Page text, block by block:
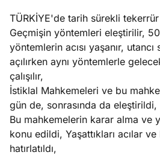
6, 2026
yasalar
Ağustos
5, 2026
stok
caiz
Köşe
TÜRKİYE'de tarih sürekli
Geçmişin yöntemleri eleştirilir,
yöntemlerin acısı yaşanır,
açılırken aynı yöntemlerle
çalışılır,
İstiklal Mahkemeleri ve bu
gün de, sonrasında da eleştirildi,
Bu mahkemelerin karar alma ve
konu edildi, Yaşattıkları acılar
hatırlatıldı,